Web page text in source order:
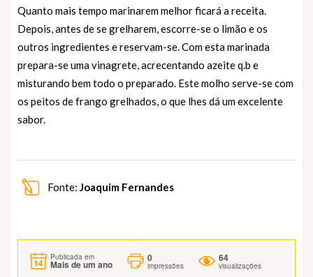
Quanto mais tempo marinarem melhor ficará a receita.
Depois, antes de se grelharem, escorre-se o limão e os
outros ingredientes e reservam-se. Com esta marinada
prepara-se uma vinagrete, acrecentando azeite q.b e
misturando bem todo o preparado. Este molho serve-se com
os peitos de frango grelhados, o que lhes dá um excelente
sabor.
Fonte: Joaquim Fernandes
Publicada em
Mais de um ano
0
impressões
64
visualizações